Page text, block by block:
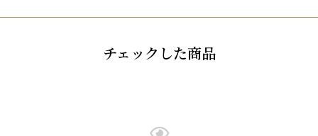
チェックした商品